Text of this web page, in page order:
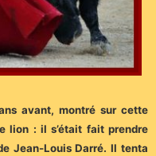
avant, montré sur cette
lion : il s’était fait prendre
Jean-Louis Darré. Il tenta